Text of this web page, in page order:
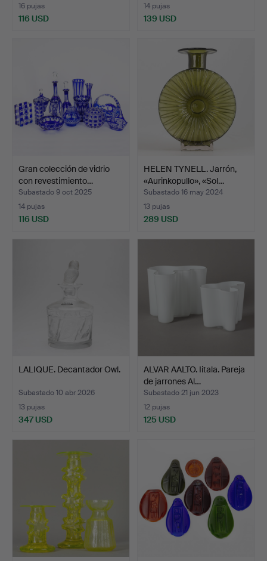
16 pujas
116 USD
14 pujas
139 USD
Gran colección de vidrio
con revestimiento…
Subastado 9 oct 2025
14 pujas
116 USD
HELEN TYNELL. Jarrón,
«Aurinkopullo», «Sol…
Subastado 16 may 2024
13 pujas
289 USD
LALIQUE. Decantador Owl.
Subastado 10 abr 2026
13 pujas
347 USD
ALVAR AALTO. Iitala. Pareja
de jarrones Al…
Subastado 21 jun 2023
12 pujas
125 USD